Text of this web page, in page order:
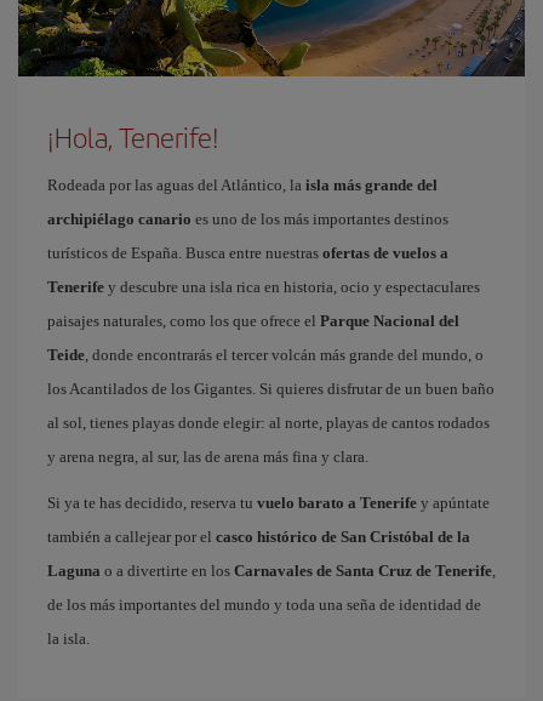
¡Hola, Tenerife!
Rodeada por las aguas del Atlántico, la isla más grande del
archipiélago canario es uno de los más importantes destinos
turísticos de España. Busca entre nuestras ofertas de vuelos a
Tenerife y descubre una isla rica en historia, ocio y espectaculares
paisajes naturales, como los que ofrece el Parque Nacional del
Teide, donde encontrarás el tercer volcán más grande del mundo, o
los Acantilados de los Gigantes. Si quieres disfrutar de un buen baño
al sol, tienes playas donde elegir: al norte, playas de cantos rodados
y arena negra, al sur, las de arena más fina y clara.
Si ya te has decidido, reserva tu vuelo barato a Tenerife y apúntate
también a callejear por el casco histórico de San Cristóbal de la
Laguna o a divertirte en los Carnavales de Santa Cruz de Tenerife,
de los más importantes del mundo y toda una seña de identidad de
la isla.